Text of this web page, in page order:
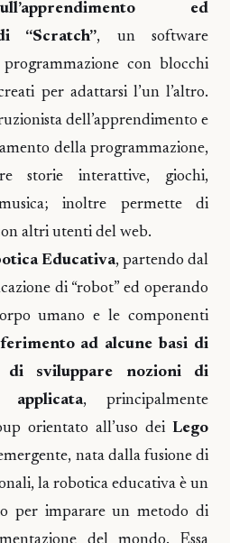
ed
“Scratch”, un software
con blocchi
per adattarsi l’un l’altro.
dell’apprendimento e
della programmazione,
storie interattive, giochi,
inoltre permette di
altri utenti del web.
Educativa, partendo dal
di “robot” ed operando
umano e le componenti
ad alcune basi di
sviluppare nozioni di
, principalmente
orientato all’uso dei Lego
nata dalla fusione di
la robotica educativa è un
per imparare un metodo di